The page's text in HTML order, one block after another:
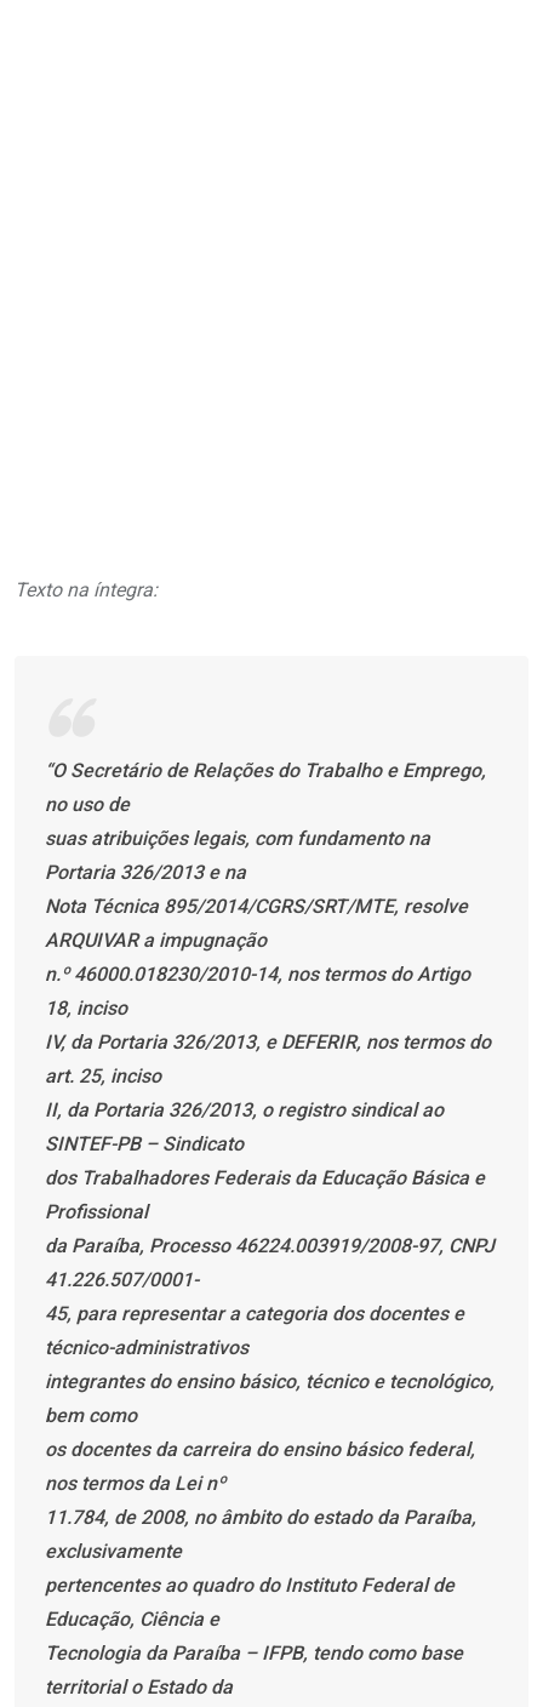
Texto na íntegra:
“O Secretário de Relações do Trabalho e Emprego,
no uso de
suas atribuições legais, com fundamento na
Portaria 326/2013 e na
Nota Técnica 895/2014/CGRS/SRT/MTE, resolve
ARQUIVAR a impugnação
n.º 46000.018230/2010-14, nos termos do Artigo
18, inciso
IV, da Portaria 326/2013, e DEFERIR, nos termos do
art. 25, inciso
II, da Portaria 326/2013, o registro sindical ao
SINTEF-PB – Sindicato
dos Trabalhadores Federais da Educação Básica e
Profissional
da Paraíba, Processo 46224.003919/2008-97, CNPJ
41.226.507/0001-
45, para representar a categoria dos docentes e
técnico-administrativos
integrantes do ensino básico, técnico e tecnológico,
bem como
os docentes da carreira do ensino básico federal,
nos termos da Lei nº
11.784, de 2008, no âmbito do estado da Paraíba,
exclusivamente
pertencentes ao quadro do Instituto Federal de
Educação, Ciência e
Tecnologia da Paraíba – IFPB, tendo como base
territorial o Estado da